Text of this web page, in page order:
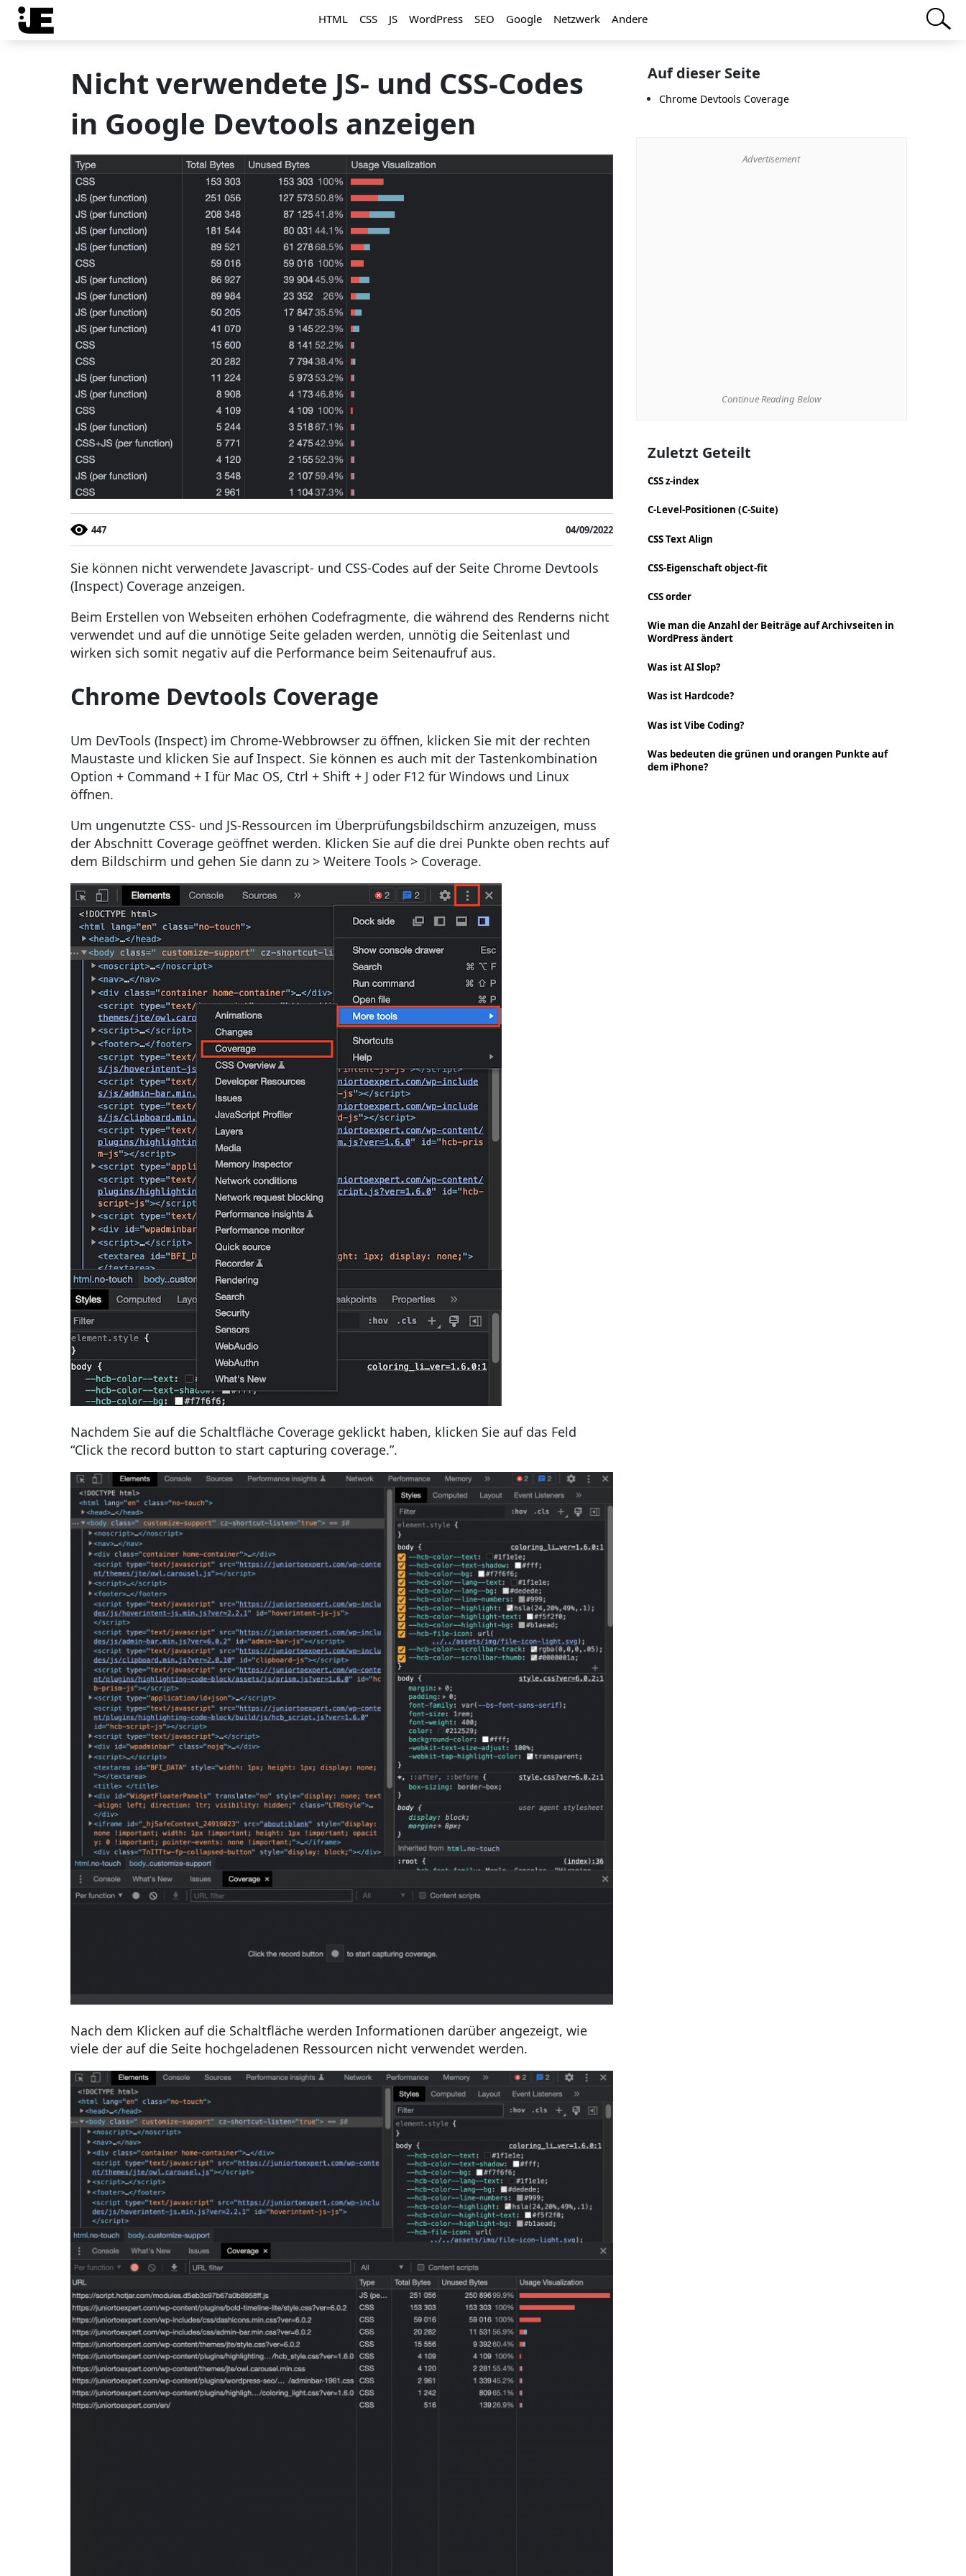
HTML CSS JS WordPress SEO Google Netzwerk Andere
Nicht verwendete JS- und CSS-Codes
in Google Devtools anzeigen
447 04/09/2022
Sie können nicht verwendete Javascript- und CSS-Codes auf der Seite Chrome Devtools
(Inspect) Coverage anzeigen.
Beim Erstellen von Webseiten erhöhen Codefragmente, die während des Renderns nicht
verwendet und auf die unnötige Seite geladen werden, unnötig die Seitenlast und
wirken sich somit negativ auf die Performance beim Seitenaufruf aus.
Chrome Devtools Coverage
Um DevTools (Inspect) im Chrome-Webbrowser zu öffnen, klicken Sie mit der rechten
Maustaste und klicken Sie auf Inspect. Sie können es auch mit der Tastenkombination
Option + Command + I für Mac OS, Ctrl + Shift + J oder F12 für Windows und Linux
öffnen.
Um ungenutzte CSS- und JS-Ressourcen im Überprüfungsbildschirm anzuzeigen, muss
der Abschnitt Coverage geöffnet werden. Klicken Sie auf die drei Punkte oben rechts auf
dem Bildschirm und gehen Sie dann zu > Weitere Tools > Coverage.
Nachdem Sie auf die Schaltfläche Coverage geklickt haben, klicken Sie auf das Feld
“Click the record button to start capturing coverage.”.
Nach dem Klicken auf die Schaltfläche werden Informationen darüber angezeigt, wie
viele der auf die Seite hochgeladenen Ressourcen nicht verwendet werden.
Auf dieser Seite
Chrome Devtools Coverage
Advertisement
Continue Reading Below
Zuletzt Geteilt
CSS z-index
C-Level-Positionen (C-Suite)
CSS Text Align
CSS-Eigenschaft object-fit
CSS order
Wie man die Anzahl der Beiträge auf Archivseiten in
WordPress ändert
Was ist AI Slop?
Was ist Hardcode?
Was ist Vibe Coding?
Was bedeuten die grünen und orangen Punkte auf
dem iPhone?